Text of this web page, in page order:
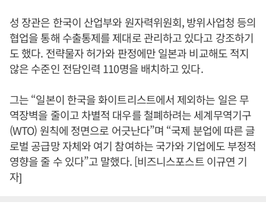
성 장관은 한국이 산업부와 원자력위원회, 방위사업청 등의
협업을 통해 수출통제를 제대로 관리하고 있다고 강조하기
도 했다. 전략물자 허가와 판정에만 일본과 비교해도 적지
않은 수준인 전담인력 110명을 배치하고 있다.
그는 “일본이 한국을 화이트리스트에서 제외하는 일은 무
역장벽을 줄이고 차별적 대우를 철폐하려는 세계무역기구
(WTO) 원칙에 정면으로 어긋난다”며 “국제 분업에 따른 글
로벌 공급망 자체와 여기 참여하는 국가와 기업에도 부정적
영향을 줄 수 있다”고 말했다. [비즈니스포스트 이규연 기
자]